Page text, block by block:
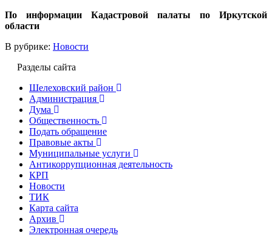
По информации Кадастровой палаты по Иркутской
области
В рубрике: Новости
Разделы сайта
Шелеховский район
Администрация
Дума
Общественность
Подать обращение
Правовые акты
Муниципальные услуги
Антикоррупционная деятельность
КРП
Новости
ТИК
Карта сайта
Архив
Электронная очередь